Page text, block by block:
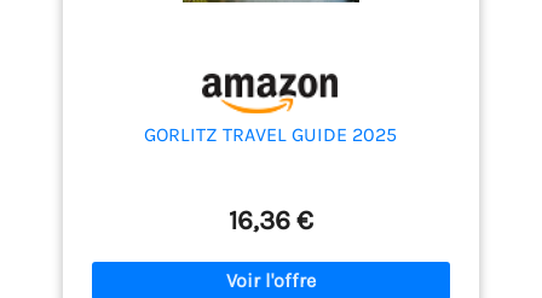
GORLITZ TRAVEL GUIDE 2025
16,36 €